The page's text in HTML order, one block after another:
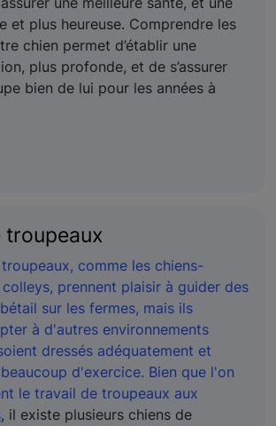
et plus heureuse. Comprendre les
chien permet d’établir une
plus profonde, et de s’assurer
bien de lui pour les années à
troupeaux
comme les chiens-
prennent plaisir à guider des
sur les fermes, mais ils
à d'autres environnements
dressés adéquatement et
d'exercice. Bien que l'on
le travail de troupeaux aux
, il existe plusieurs chiens de